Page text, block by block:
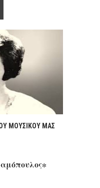
ΜΟΥΣΙΚΟΥ ΜΑΣ